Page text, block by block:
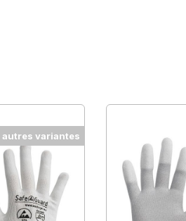
autres variantes